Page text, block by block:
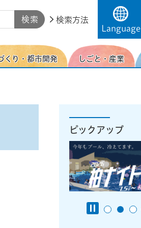
検索方法
Language
くり・都市開発 しごと・産業
ピックアップ